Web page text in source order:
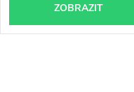
ZOBRAZIT